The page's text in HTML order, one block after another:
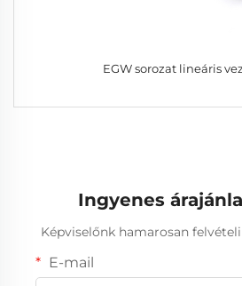
EGW sorozat lineáris
Ingyenes
Képviselőnk hamarosan
E-mail